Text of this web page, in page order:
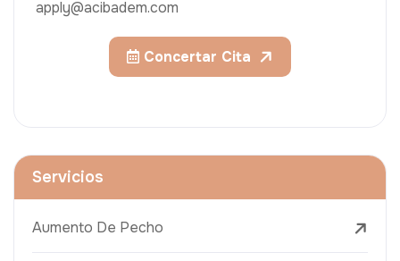
apply@acibadem.com
Concertar Cita
Servicios
Aumento De Pecho